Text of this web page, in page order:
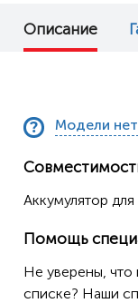
Описание
Модели нет
Аккумулятор
Помощь
Не уверены,
списке? Наши